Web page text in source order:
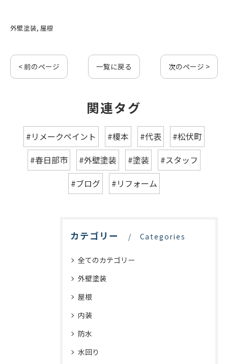
外壁塗装 屋根
< 前のページ 一覧に戻る 次のページ >
関連タグ
#リメークペイント #榎本 #代表
#松伏町
#春日部市
#外壁塗装 #塗装
#スタッフ
#ブログ
#リフォーム
カテゴリー Categories
全てのカテゴリー
外壁塗装
屋根
内装
防水
水回り